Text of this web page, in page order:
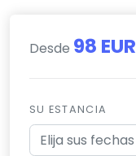
Desde 98 EUR
SU ESTANCIA